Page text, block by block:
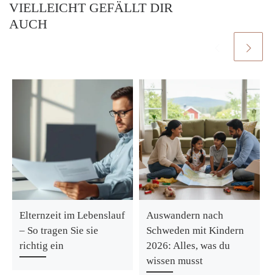
VIELLEICHT GEFÄLLT DIR
AUCH
Elternzeit im Lebenslauf
– So tragen Sie sie
richtig ein
Auswandern nach
Schweden mit Kindern
2026: Alles, was du
wissen musst